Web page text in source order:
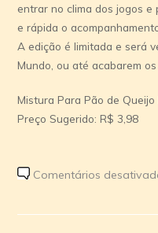
entrar no clima dos jogos
e rápida o
A edição é limitada e será
Mundo, ou até acabarem os
Mistura Para Pão de Queijo
Preço Sugerido: R$ 3,98
Comentários